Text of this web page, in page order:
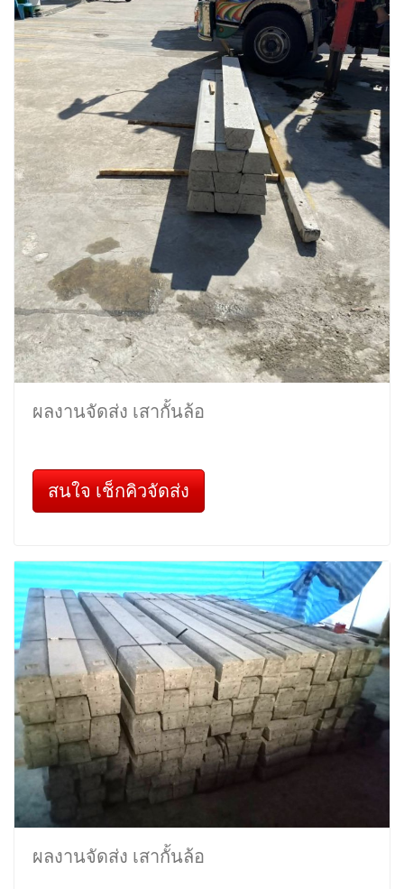
ผลงานจัดส่ง เสากั้นล้อ
สนใจ เช็กคิวจัดส่ง
ผลงานจัดส่ง เสากั้นล้อ